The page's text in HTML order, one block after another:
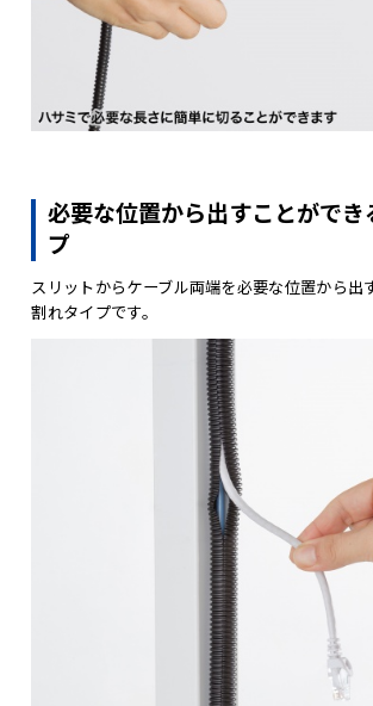
必要な位置から出すことができ
プ
スリットからケーブル両端を必要な位置から出
割れタイプです。